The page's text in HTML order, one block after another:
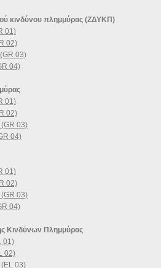
κινδύνου πλημμύρας (ΖΔΥΚΠ)
01)
02)
03)
04)
01)
02)
(GR 03)
04)
01)
02)
(GR 03)
04)
Κινδύνων Πλημμύρας
01)
02)
(EL 03)